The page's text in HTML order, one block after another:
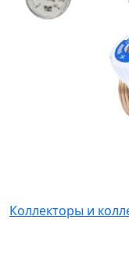
Коллекторы и